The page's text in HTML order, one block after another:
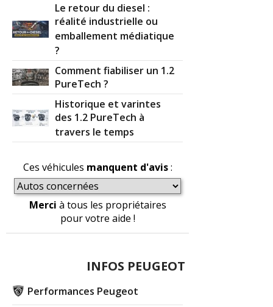
Le retour du diesel :
réalité industrielle ou
emballement médiatique
?
Comment fiabiliser un 1.2
PureTech ?
Historique et varintes
des 1.2 PureTech à
travers le temps
Ces véhicules manquent d'avis:
Merci à tous les propriétaires
pour votre aide !
INFOS PEUGEOT
Performances Peugeot